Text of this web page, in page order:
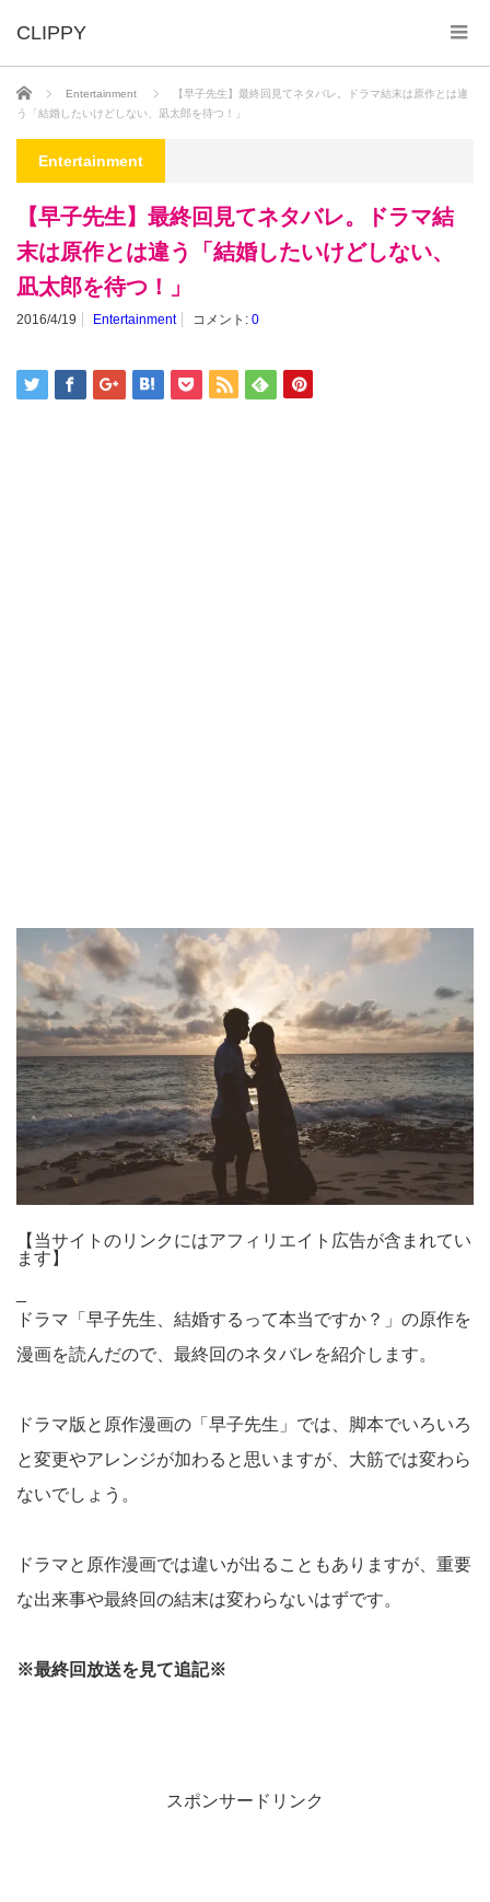
ホーム Entertainment
【早子先生】最終回見てネタバレ。ドラマ結末は原作とは違
う「結婚したいけどしない、凪太郎を待つ！」
Entertainment
【早子先生】最終回見てネタバレ。ドラマ結
末は原作とは違う「結婚したいけどしない、
凪太郎を待つ！」
2016/4/19 Entertainment コメント: 0
【当サイトのリンクにはアフィリエイト広告が含まれてい
ます】
ドラマ「早子先生、結婚するって本当ですか？」の原作を
漫画を読んだので、最終回のネタバレを紹介します。
ドラマ版と原作漫画の「早子先生」では、脚本でいろいろ
と変更やアレンジが加わると思いますが、大筋では変わら
ないでしょう。
ドラマと原作漫画では違いが出ることもありますが、重要
な出来事や最終回の結末は変わらないはずです。
※最終回放送を見て追記※
スポンサードリンク